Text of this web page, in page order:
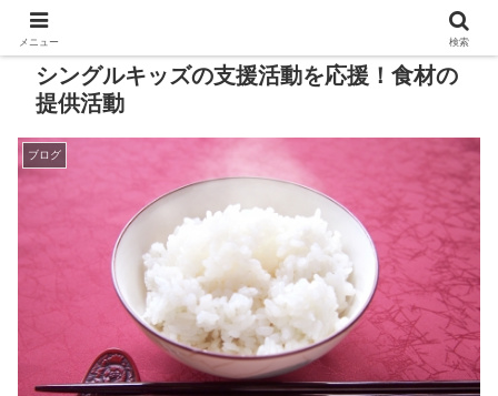
シングルキッズの支援活動を応援！食材の
提供活動
ブログ
メニュー 検索